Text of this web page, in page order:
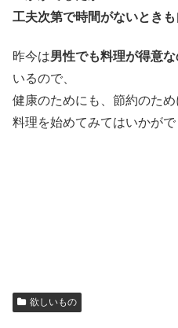
工夫次第で時間がないときも
昨今は男性でも料理が得意
いるので、
健康のためにも、節約のた
料理を始めてみてはいかがで
欲しいもの